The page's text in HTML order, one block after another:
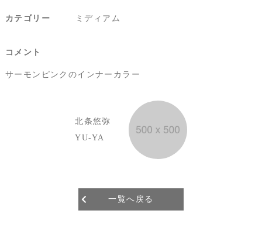
カテゴリー ミディアム
コメント
サーモンピンクのインナーカラー
北条悠弥
YU-YA
一覧へ戻る